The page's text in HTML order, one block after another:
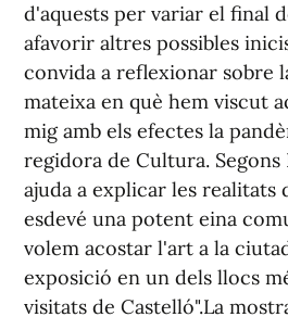
d'aquests per variar el final
afavorir altres possibles
convida a reflexionar sobre
mateixa en què hem viscut
mig amb els efectes la
regidora de Cultura. Segons
ajuda a explicar les realitats
esdevé una potent eina
volem acostar l'art a la
exposició en un dels llocs
visitats de Castelló".La